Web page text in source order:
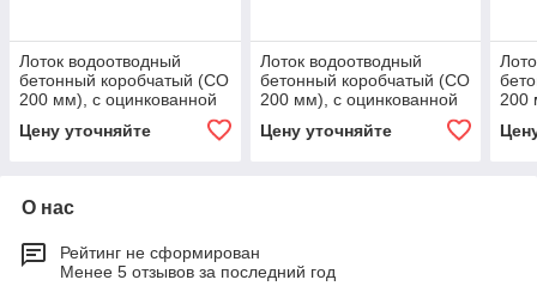
Лоток водоотводный
бетонный коробчатый (СО
200 мм), с оцинкованной
насадкой, с уклоном 0,5%
КUу 100.26,3
Цену уточняйте
Лоток водоотводный
бетонный коробчатый (СО
200 мм), с оцинкованной
насадкой, с уклоном 0,5%
КUу 100.26,3
Цену уточняйте
200
КUу
О нас
Рейтинг не сформирован
Менее 5 отзывов за последний год